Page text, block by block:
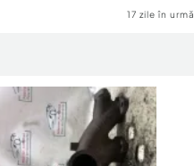
17 zile în urmă